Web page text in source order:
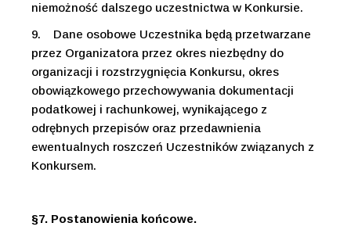
niemożność dalszego uczestnictwa w Konkursie.
9.
Dane osobowe Uczestnika będą przetwarzane
przez Organizatora przez okres niezbędny do
organizacji i rozstrzygnięcia Konkursu, okres
obowiązkowego przechowywania dokumentacji
podatkowej i rachunkowej, wynikającego z
odrębnych przepisów oraz przedawnienia
ewentualnych roszczeń Uczestników związanych z
Konkursem.
§7. Postanowienia końcowe.